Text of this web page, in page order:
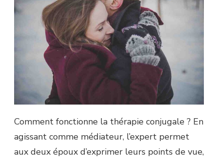
Comment fonctionne la thérapie conjugale ? En
agissant comme médiateur, l’expert permet
aux deux époux d’exprimer leurs points de vue,